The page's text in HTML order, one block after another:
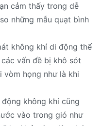
cảm thấy trong dễ
những mẫu quạt bình
không khí di động thế
vấn đề bị khô sót
vòm họng như là khi
không khí cũng
vào trong gió như